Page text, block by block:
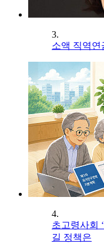
3.
소액 직역연
4.
초고령사회
길 정책은